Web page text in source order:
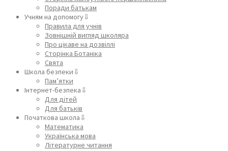
Поради батькам
Учням на допомогу⇩
Правила для учнів
Зовнішній вигляд школяра
Про цікаве на дозвіллі
Сторінка Ботаніка
Свята
Школа безпеки⇩
Пам’ятки
Інтернет-безпека⇩
Для дітей
Для батьків
Початкова школа⇩
Математика
Українська мова
Літературне читання